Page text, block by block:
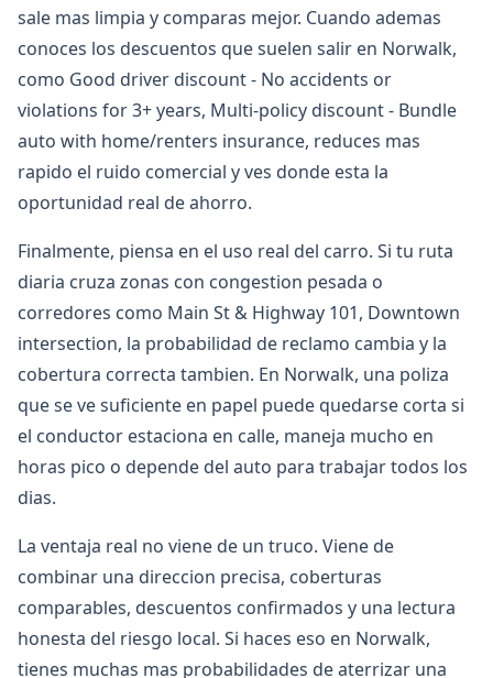
sale mas limpia y comparas mejor. Cuando ademas
conoces los descuentos que suelen salir en Norwalk,
como Good driver discount - No accidents or
violations for 3+ years, Multi-policy discount - Bundle
auto with home/renters insurance, reduces mas
rapido el ruido comercial y ves donde esta la
oportunidad real de ahorro.
Finalmente, piensa en el uso real del carro. Si tu ruta
diaria cruza zonas con congestion pesada o
corredores como Main St & Highway 101, Downtown
intersection, la probabilidad de reclamo cambia y la
cobertura correcta tambien. En Norwalk, una poliza
que se ve suficiente en papel puede quedarse corta si
el conductor estaciona en calle, maneja mucho en
horas pico o depende del auto para trabajar todos los
dias.
La ventaja real no viene de un truco. Viene de
combinar una direccion precisa, coberturas
comparables, descuentos confirmados y una lectura
honesta del riesgo local. Si haces eso en Norwalk,
tienes muchas mas probabilidades de aterrizar una